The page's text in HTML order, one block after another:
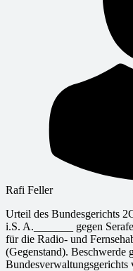
Rafi Feller
Urteil des Bundesgerichts
i.S. A._______ gegen
für die Radio- und
(Gegenstand). Beschwerde